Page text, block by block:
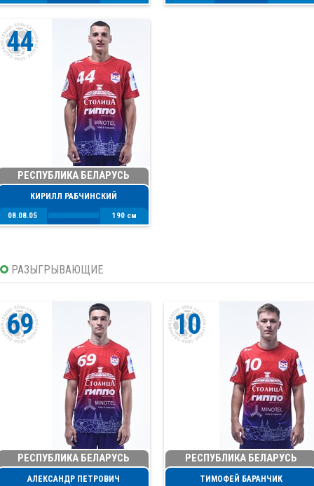
44
РЕСПУБЛИКА БЕЛАРУСЬ
КИРИЛЛ РАБЧИНСКИЙ
08.08.05 190 см
РАЗЫГРЫВАЮЩИЕ
69
РЕСПУБЛИКА БЕЛАРУСЬ
АЛЕКСАНДР ПЕТРОВИЧ
10
РЕСПУБЛИКА БЕЛАРУСЬ
ТИМОФЕЙ БАРАНЧИК